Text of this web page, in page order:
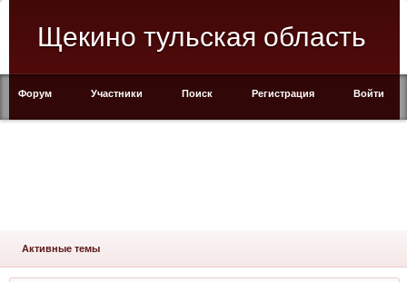
Щекино тульская область
Форум Участники Поиск Регистрация Войти
Активные темы